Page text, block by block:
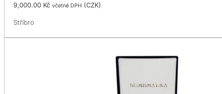
9,000.00 Kč včetně DPH (CZK)
Stříbro